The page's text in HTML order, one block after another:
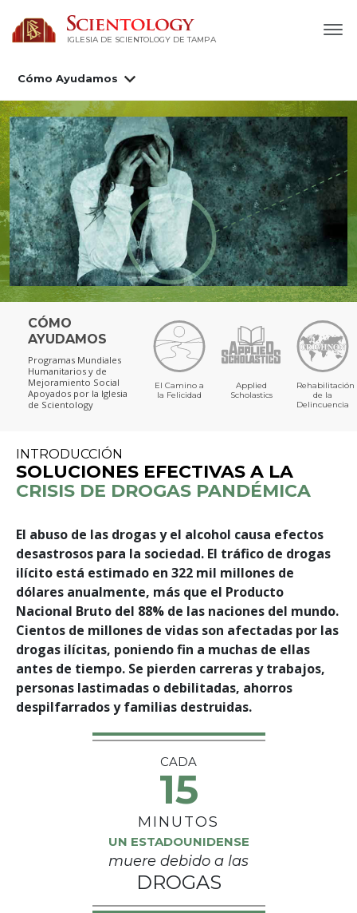
IGLESIA DE SCIENTOLOGY DE TAMPA
Cómo Ayudamos
CÓMO
AYUDAMOS
Programas Mundiales
Humanitarios y de
Mejoramiento Social
Apoyados por la Iglesia
de Scientology
El Camino a
la Felicidad
Applied
Scholastics
Rehabilitación
de la
Delincuencia
INTRODUCCIÓN
SOLUCIONES EFECTIVAS A LA
CRISIS DE DROGAS PANDÉMICA
El abuso de las drogas y el alcohol causa efectos
desastrosos para la sociedad. El tráfico de drogas
ilícito está estimado en 322 mil millones de
dólares anualmente, más que el Producto
Nacional Bruto del 88% de las naciones del mundo.
Cientos de millones de vidas son afectadas por las
drogas ilícitas, poniendo fin a muchas de ellas
antes de tiempo. Se pierden carreras y trabajos,
personas lastimadas o debilitadas, ahorros
despilfarrados y familias destruidas.
CADA
15
MINUTOS
UN ESTADOUNIDENSE
muere debido a las
DROGAS